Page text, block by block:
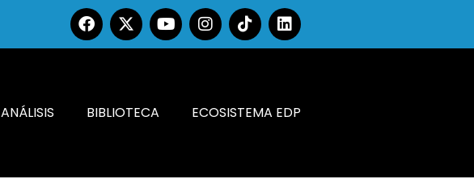
ANÁLISIS BIBLIOTECA ECOSISTEMA EDP